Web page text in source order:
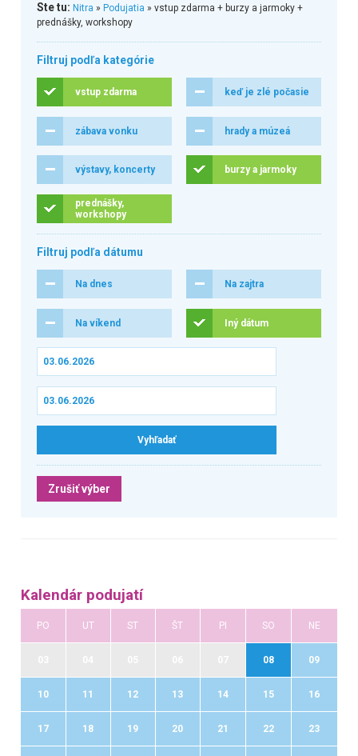
Ste tu: Nitra » Podujatia » vstup zdarma + burzy a jarmoky +
prednášky, workshopy
Filtruj podľa kategórie
vstup zdarma keď je zlé počasie
zábava vonku hrady a múzeá
výstavy, koncerty burzy a jarmoky
prednášky,
workshopy
Filtruj podľa dátumu
Na dnes Na zajtra
Na víkend Iný dátum
Zrušiť výber
Kalendár podujatí
PO UT ST ŠT PI SO NE
08 09
10 11 12 13 14 15 16
17 18 19 20 21 22 23